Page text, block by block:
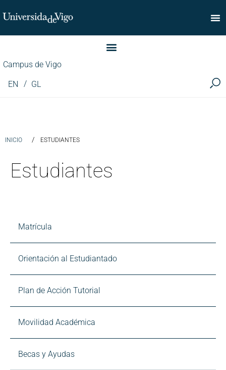
Facultad de Comercio
Campus de Vigo
EN GL
INICIO / ESTUDIANTES
Estudiantes
Matrícula
Orientación al Estudiantado
Plan de Acción Tutorial
Movilidad Académica
Becas y Ayudas